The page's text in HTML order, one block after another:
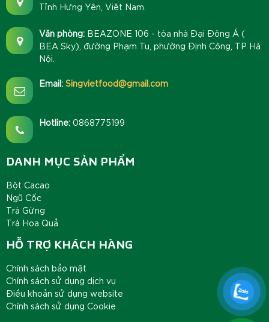
Tỉnh Hưng Yên, Việt Nam.
Văn phòng: BEAZONE 106 - tòa nhà Đại Đông Á (
BEA Sky), đường Phạm Tu, phường Định Công, TP Hà
Nội.
Email: Singvietfood@gmail.com
Hotline: 0868775199
DANH MỤC SẢN PHẨM
Bột Cacao
Ngũ Cốc
Trà Gừng
Trà Hoa Quả
HỖ TRỢ KHÁCH HÀNG
Chính sách bảo mật
Chính sách sử dụng dịch vụ
Điều khoản sử dụng website
Chính sách sử dụng Cookie